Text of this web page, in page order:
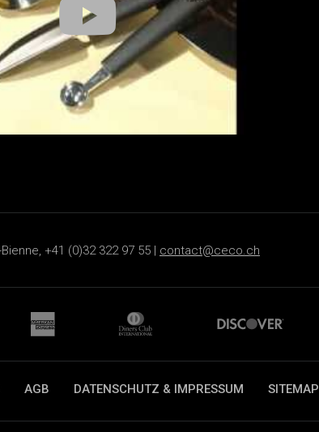
+41 (0)32 322 97 55 | contact@ceco.ch
AGB DATENSCHUTZ & IMPRESSUM SITEMAP